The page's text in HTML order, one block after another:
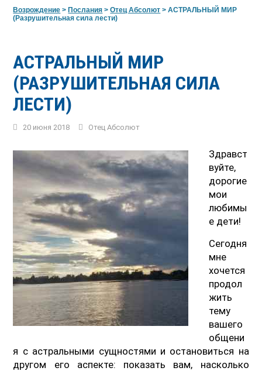
Возрождение >Послания >Отец Абсолют >АСТРАЛЬНЫЙ МИР
(Разрушительная сила лести)
АСТРАЛЬНЫЙ МИР
(РАЗРУШИТЕЛЬНАЯ СИЛА
ЛЕСТИ)
20 июня 2018 Отец Абсолют
Здравст
вуйте,
дорогие
мои
любимы
е дети!
Сегодня
мне
хочется
продол
жить
тему
вашего
общени
я с астральными сущностями и остановиться на
другом его аспекте: показать вам, насколько